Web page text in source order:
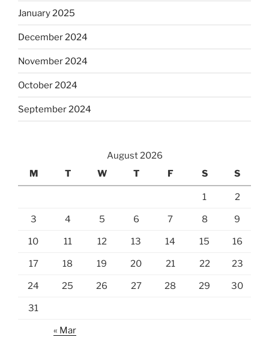
January 2025
December 2024
November 2024
October 2024
September 2024
August 2026
M
T W T F S S
1 2
3 4 5 6 7 8 9
10 11 12 13 14 15 16
17 18 19 20 21 22 23
24 25 26 27 28 29 30
31
« Mar